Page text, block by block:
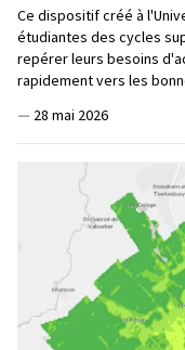
Ce dispositif créé à
étudiantes des cycles
repérer leurs besoins
rapidement vers les
— 28 mai 2026